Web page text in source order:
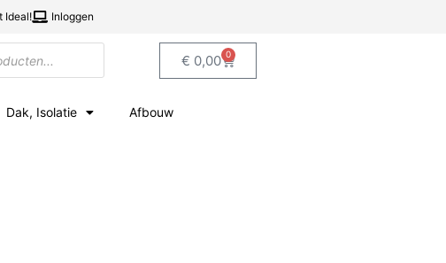
Ideal! Inloggen
€ 0,00 0
Dak, Isolatie Afbouw